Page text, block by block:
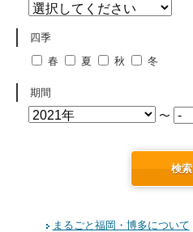
四季
春
夏 秋 冬
期間
〜
検索
まるごと福岡・博多について